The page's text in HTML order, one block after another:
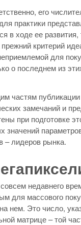
его
практики
в ходе ее
критерий
для
о последнем из
частям
замечаний и
при подготовке
значений
– лидеров рынка.
недавнего
для массового
нем. Это число,
матрице – той